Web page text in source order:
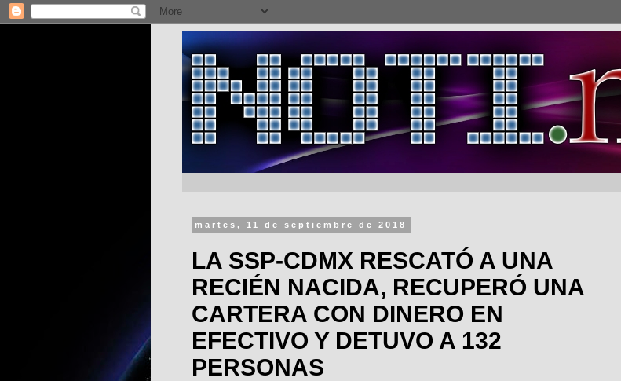
martes, 11 de septiembre de 2018
LA SSP-CDMX RESCATÓ A UNA
RECIÉN NACIDA, RECUPERÓ UNA
CARTERA CON DINERO EN
EFECTIVO Y DETUVO A 132
PERSONAS